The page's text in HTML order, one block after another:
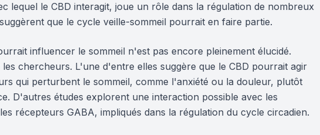
lequel le CBD interagit, joue un rôle dans la régulation de nombreux
que le cycle veille-sommeil pourrait en faire partie.
influencer le sommeil n'est pas encore pleinement élucidé.
chercheurs. L'une d'entre elles suggère que le CBD pourrait agir
qui perturbent le sommeil, comme l'anxiété ou la douleur, plutôt
D'autres études explorent une interaction possible avec les
récepteurs GABA, impliqués dans la régulation du cycle circadien.